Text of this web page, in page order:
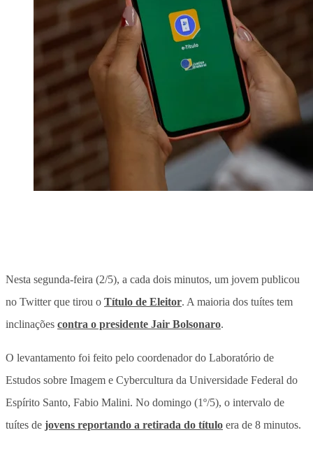
Nesta segunda-feira (2/5), a cada dois minutos, um jovem publicou
no Twitter que tirou o Título de Eleitor. A maioria dos tuítes tem
inclinações contra o presidente Jair Bolsonaro.
O levantamento foi feito pelo coordenador do Laboratório de
Estudos sobre Imagem e Cybercultura da Universidade Federal do
Espírito Santo, Fabio Malini. No domingo (1º/5), o intervalo de
tuítes de jovens reportando a retirada do título era de 8 minutos.